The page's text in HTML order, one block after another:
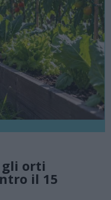
Agosto 2026
Villa
senza